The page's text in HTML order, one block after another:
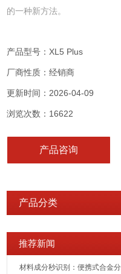
的一种新方法。
产品型号：XL5 Plus
厂商性质：经销商
更新时间：2026-04-09
浏览次数：16622
产品咨询
产品分类
推荐新闻
材料成分秒识别：便携式合金